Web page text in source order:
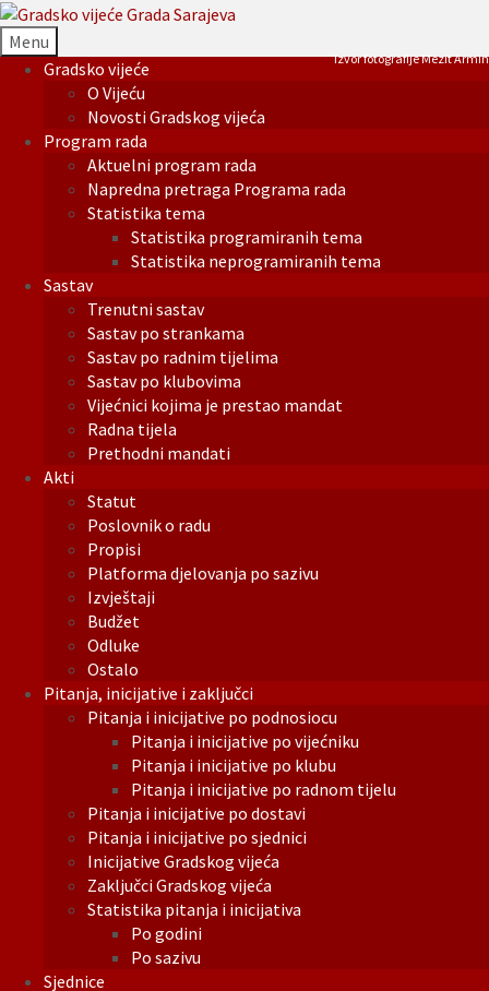
Menu
Gradsko vijeće
O Vijeću
Novosti Gradskog vijeća
Program rada
Aktuelni program rada
Napredna pretraga Programa rada
Statistika tema
Statistika programiranih tema
Statistika neprogramiranih tema
Sastav
Trenutni sastav
Sastav po strankama
Sastav po radnim tijelima
Sastav po klubovima
Vijećnici kojima je prestao mandat
Radna tijela
Prethodni mandati
Akti
Statut
Poslovnik o radu
Propisi
Platforma djelovanja po sazivu
Izvještaji
Budžet
Odluke
Ostalo
Pitanja, inicijative i zaključci
Pitanja i inicijative po podnosiocu
Pitanja i inicijative po vijećniku
Pitanja i inicijative po klubu
Pitanja i inicijative po radnom tijelu
Pitanja i inicijative po dostavi
Pitanja i inicijative po sjednici
Inicijative Gradskog vijeća
Zaključci Gradskog vijeća
Statistika pitanja i inicijativa
Po godini
Po sazivu
Sjednice
Izvor fotografije Mezit Armin